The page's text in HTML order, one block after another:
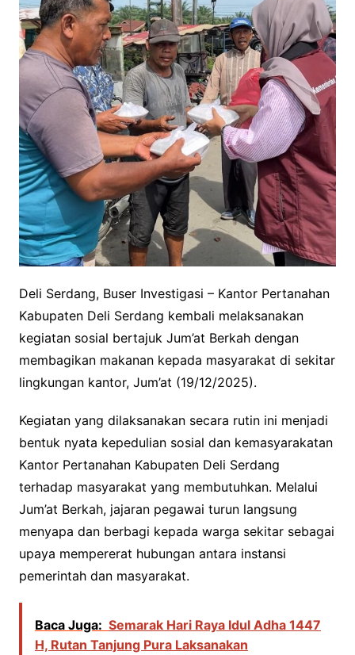
Deli Serdang, Buser Investigasi – Kantor Pertanahan
Kabupaten Deli Serdang kembali melaksanakan
kegiatan sosial bertajuk Jum’at Berkah dengan
membagikan makanan kepada masyarakat di sekitar
lingkungan kantor, Jum’at (19/12/2025).
Kegiatan yang dilaksanakan secara rutin ini menjadi
bentuk nyata kepedulian sosial dan kemasyarakatan
Kantor Pertanahan Kabupaten Deli Serdang
terhadap masyarakat yang membutuhkan. Melalui
Jum’at Berkah, jajaran pegawai turun langsung
menyapa dan berbagi kepada warga sekitar sebagai
upaya mempererat hubungan antara instansi
pemerintah dan masyarakat.
Baca Juga: Semarak Hari Raya Idul Adha 1447
H, Rutan Tanjung Pura Laksanakan